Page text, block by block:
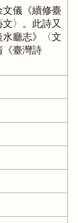
儀《續修臺
〉。此詩又
廳志》〈文
《臺灣詩